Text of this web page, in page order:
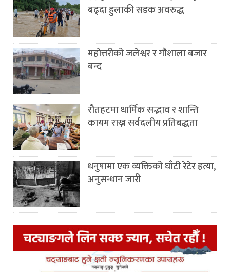
बढ्दा हुलाकी सडक अवरुद्ध
महोत्तरीको जलेश्वर र गौशाला बजार
बन्द
रौतहटमा धार्मिक सद्भाव र शान्ति
कायम राख्न सर्वदलीय प्रतिबद्धता
धनुषामा एक व्यक्तिको घाँटी रेटेर हत्या,
अनुसन्धान जारी